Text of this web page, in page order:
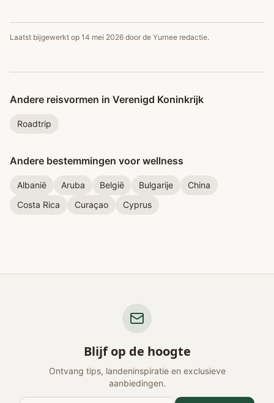
Laatst bijgewerkt op 14 mei 2026 door de Yurnee redactie.
Andere reisvormen in Verenigd Koninkrijk
Roadtrip
Andere bestemmingen voor wellness
Albanië Aruba België Bulgarije
China
Costa Rica
Curaçao Cyprus
Blijf op de hoogte
Ontvang tips, landeninspiratie en exclusieve
aanbiedingen.